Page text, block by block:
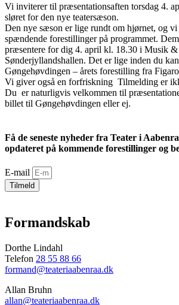
Vi inviterer til præsentationsaften torsdag 4.
sløret for den nye teatersæson.
Den nye sæson er lige rundt om hjørnet, og vi
spændende forestillinger på programmet.
præsentere for dig 4. april kl. 18.30 i Musik &
Sønderjyllandshallen. Det er lige inden du
Gøngehøvdingen – årets forestilling fra
Vi giver også en forfriskning Tilmelding er
Du er naturligvis velkommen til
billet til Gøngehøvdingen eller ej.
Få de seneste nyheder fra Teater i
opdateret på kommende forestillinger og
E-mail
Tilmeld
Formandskab
Dorthe Lindahl
Telefon 28 55 88 66
formand@teateriaabenraa.dk
Allan Bruhn
allan@teateriaabenraa.dk